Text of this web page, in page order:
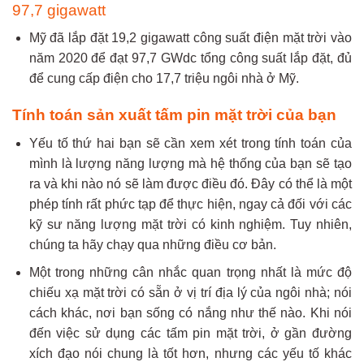
97,7 gigawatt
Mỹ đã lắp đặt 19,2 gigawatt công suất điện mặt trời vào
năm 2020 để đạt 97,7 GWdc tổng công suất lắp đặt, đủ
để cung cấp điện cho 17,7 triệu ngôi nhà ở Mỹ.
Tính toán sản xuất tấm pin mặt trời của bạn
Yếu tố thứ hai bạn sẽ cần xem xét trong tính toán của
mình là lượng năng lượng mà hệ thống của bạn sẽ tạo
ra và khi nào nó sẽ làm được điều đó. Đây có thể là một
phép tính rất phức tạp để thực hiện, ngay cả đối với các
kỹ sư năng lượng mặt trời có kinh nghiệm. Tuy nhiên,
chúng ta hãy chạy qua những điều cơ bản.
Một trong những cân nhắc quan trọng nhất là mức độ
chiếu xạ mặt trời có sẵn ở vị trí địa lý của ngôi nhà; nói
cách khác, nơi bạn sống có nắng như thế nào. Khi nói
đến việc sử dụng các tấm pin mặt trời, ở gần đường
xích đạo nói chung là tốt hơn, nhưng các yếu tố khác